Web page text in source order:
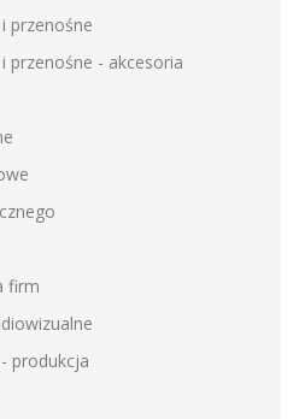
przenośne
przenośne - akcesoria
firm
produkcja